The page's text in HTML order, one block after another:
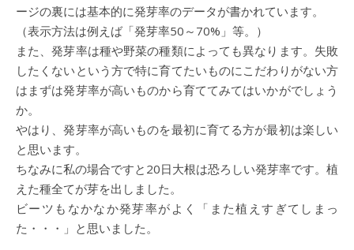
ージの裏には基本的に発芽率のデータが書かれています。
（表示方法は例えば「発芽率50～70%」等。）
また、発芽率は種や野菜の種類によっても異なります。失敗
したくないという方で特に育てたいものにこだわりがない方
はまずは発芽率が高いものから育ててみてはいかがでしょう
か。
やはり、発芽率が高いものを最初に育てる方が最初は楽しい
と思います。
ちなみに私の場合ですと20日大根は恐ろしい発芽率です。植
えた種全てが芽を出しました。
ビーツもなかなか発芽率がよく「また植えすぎてしまっ
た・・・」と思いました。